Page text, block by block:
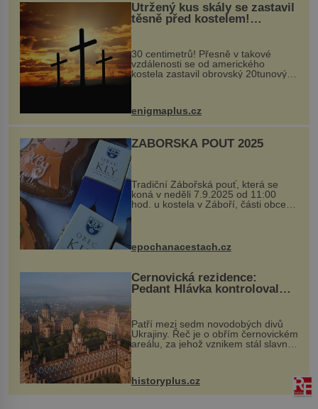
Utržený kus skály se zastavil
těsně před kostelem!
Ochránila ho boží síla?
30 centimetrů! Přesně v takové
vzdálenosti se od amerického
kostela zastavil obrovský 20tunový
...
enigmaplus.cz
ZÁBOŘSKÁ POUŤ 2025
Tradiční Zábořská pouť, která se
koná v neděli 7.9.2025 od 11:00
hod. u kostela v Záboří, části obce
Kly u Mělníka. V programu naleznete
komentovanou prohlídku kostela,
epochanacestach.cz
Černovická rezidence:
Pedant Hlávka kontroloval
Patří mezi sedm novodobých divů
Ukrajiny. Řeč je o obřím černovickém
areálu, za jehož vznikem stál slavný
český architekt Josef Hlávka. Ten si
na něm dal mimořádně záležet. Jeho
historyplus.cz